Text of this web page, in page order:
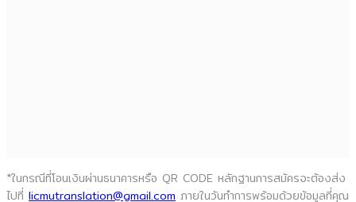
*ในกรณีที่โอนเงินผ่านธนาคารหรือ QR CODE หลักฐานการสมัครจะต้องส่ง
ไปที่ licmutranslation@gmail.com ภายในวันทำการพร้อมด้วยข้อมูลที่คุณ